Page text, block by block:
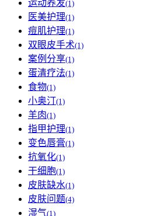
运动养发(1)
医美护理(1)
痘肌护理(1)
双眼皮手术(1)
案例分享(1)
蛋清疗法(1)
食物(1)
小奥汀(1)
羊肉(1)
指甲护理(1)
变色唇膏(1)
抗氧化(1)
干细胞(1)
皮肤缺水(1)
皮肤问题(4)
湿气(1)